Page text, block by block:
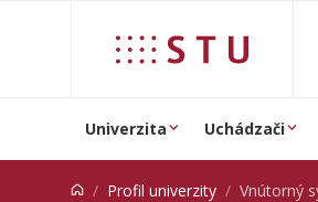
Univerzita Uchádzači
Profil univerzity Vnútorný